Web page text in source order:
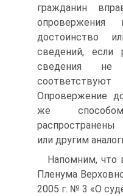
гражданин
опровержения
достоинство
сведений, если
сведения
Опровержение
же
или другим
Напомним, что
Пленума
2005 г. № 3 «О